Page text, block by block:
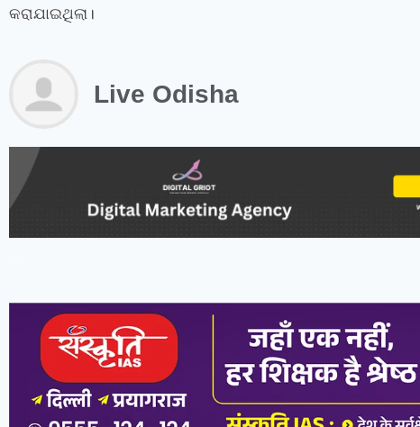
କରାଯାଇଥିଲା।
Live Odisha